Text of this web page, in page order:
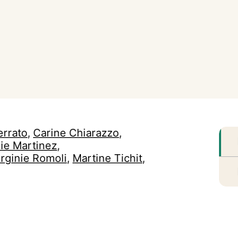
, Carine Chiarazzo,
Martinez,
Romoli, Martine Tichit,